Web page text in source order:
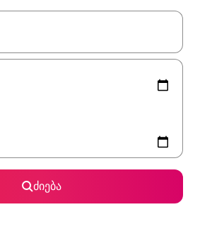
გახდება, ნავიგაციისთვის
ძიება